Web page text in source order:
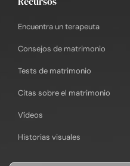
Encuentra un terapeuta
Consejos de matrimonio
Tests de matrimonio
Citas sobre el matrimonio
Vídeos
Historias visuales